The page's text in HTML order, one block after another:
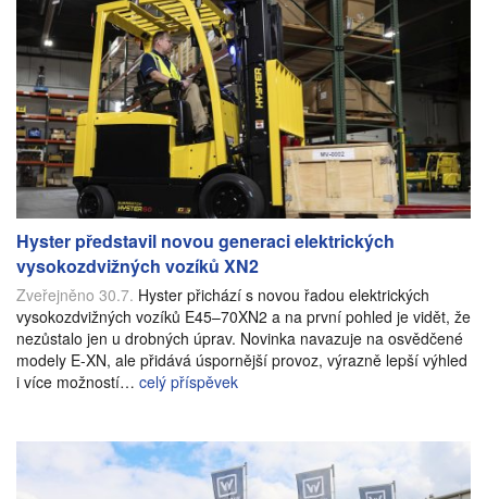
Hyster představil novou generaci elektrických
vysokozdvižných vozíků XN2
Zveřejněno 30.7. Hyster přichází s novou řadou elektrických
vysokozdvižných vozíků E45–70XN2 a na první pohled je vidět, že
nezůstalo jen u drobných úprav. Novinka navazuje na osvědčené
modely E-XN, ale přidává úspornější provoz, výrazně lepší výhled
i více možností… celý příspěvek